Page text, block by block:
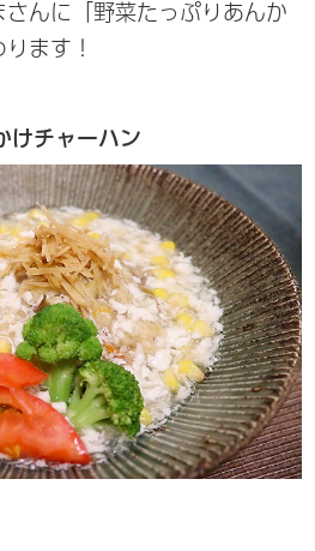
さんに「野菜たっぷりあんか
ます！
けチャーハン